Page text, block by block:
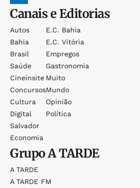
Canais e Editorias
Autos
Bahia
Brasil
Saúde
Cineinsite
Concursos
Cultura
Digital
Salvador
Economia
E.c. Bahia
E.c. Vitória
Empregos
Gastronomia
Muito
Mundo
Opinião
Política
GrupoA TARDE
A TARDE
A TARDE FM